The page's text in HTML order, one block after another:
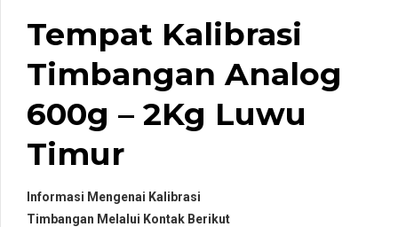
Tempat Kalibrasi
Timbangan Analog
600g – 2Kg Luwu
Timur
Informasi Mengenai Kalibrasi
Timbangan Melalui Kontak Berikut